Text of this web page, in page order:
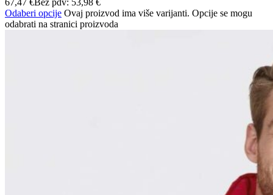
Odaberi opcije Ovaj proizvod ima više varijanti. Opcije se mogu
odabrati na stranici proizvoda